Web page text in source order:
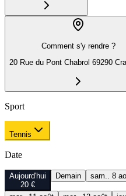
Comment s'y rendre ?
20 Rue du Pont Chabrol 69290
Sport
Tennis
Date
Aujourd'hui
20 €
Demain sam.. 8